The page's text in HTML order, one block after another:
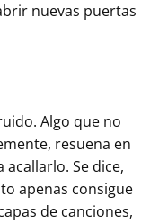
nuevas puertas
Algo que no
resuena en
Se dice,
apenas consigue
de canciones,